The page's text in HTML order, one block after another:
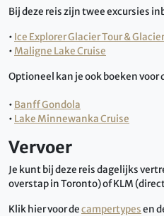
Bij deze reis zijn twee excursies
• Ice Explorer Glacier Tour &
• Maligne Lake Cruise
Optioneel kan je ook boeken voor
• Banff Gondola
• Lake Minnewanka Cruise
Vervoer
Je kunt bij deze reis dagelijks
overstap in Toronto) of KLM
Klik hier voor decampertypesen